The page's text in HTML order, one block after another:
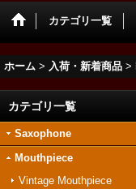
カテゴリ一覧
ホーム > 入荷・新着商品 >
カテゴリ一覧
Saxophone
Mouthpiece
Vintage Mouthpiece